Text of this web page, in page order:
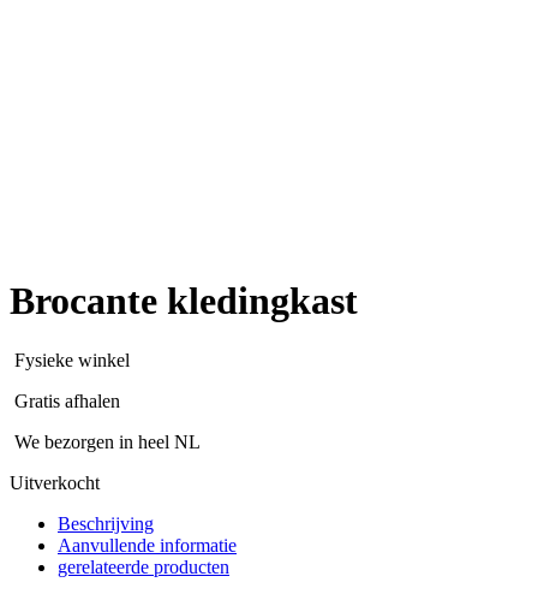
Brocante kledingkast
Fysieke winkel
Gratis afhalen
We bezorgen in heel NL
Uitverkocht
Beschrijving
Aanvullende informatie
gerelateerde producten